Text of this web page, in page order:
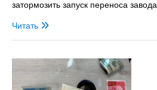
затормозить запуск переноса
Читать